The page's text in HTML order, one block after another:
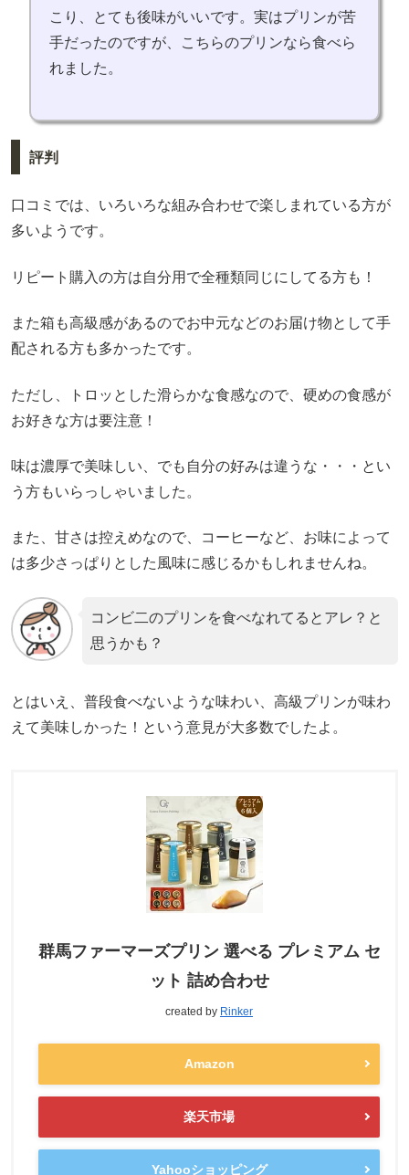
こり、とても後味がいいです。実はプリンが苦
手だったのですが、こちらのプリンなら食べら
れました。
評判
口コミでは、いろいろな組み合わせで楽しまれている方が
多いようです。
リピート購入の方は自分用で全種類同じにしてる方も！
また箱も高級感があるのでお中元などのお届け物として手
配される方も多かったです。
ただし、トロッとした滑らかな食感なので、硬めの食感が
お好きな方は要注意！
味は濃厚で美味しい、でも自分の好みは違うな・・・とい
う方もいらっしゃいました。
また、甘さは控えめなので、コーヒーなど、お味によって
は多少さっぱりとした風味に感じるかもしれませんね。
コンビ二のプリンを食べなれてるとアレ？と
思うかも？
とはいえ、普段食べないような味わい、高級プリンが味わ
えて美味しかった！という意見が大多数でしたよ。
群馬ファーマーズプリン 選べる プレミアム セ
ット 詰め合わせ
created by Rinker
Amazon
楽天市場
Yahooショッピング